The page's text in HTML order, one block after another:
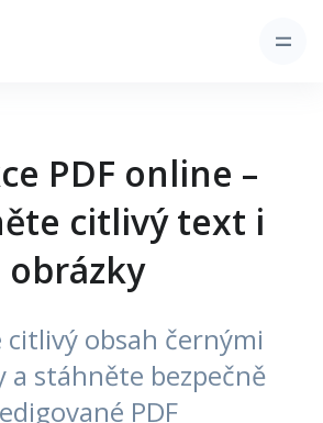
PDF online –
citlivý text i
obrázky
obsah černými
a stáhněte bezpečně
PDF